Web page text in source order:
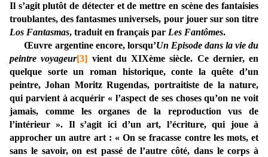
Il s’agit plutôt de détecter et de mettre en scène des fantaisies
troublantes, des fantasmes universels, pour jouer sur son titre
Los Fantasmas, traduit en français par Les Fantômes.
Œuvre argentine encore, lorsqu’Un Episode dans la vie du
peintrevoyageur[3] vient du XIXème siècle. Ce dernier, en
quelque sorte un roman historique, conte la quête d’un
peintre, Johan Moritz Rugendas, portraitiste de la nature,
qui parvient à acquérir « l’aspect de ses choses qu’on ne voit
jamais, comme les organes de la reproduction vus de
l’intérieur ». Il s’agit ici d’un art, l’écriture, qui joue à
approcher un autre art : « On se fracasse contre les mots, et
sans le savoir, on est passé de l’autre côté, dans le corps à